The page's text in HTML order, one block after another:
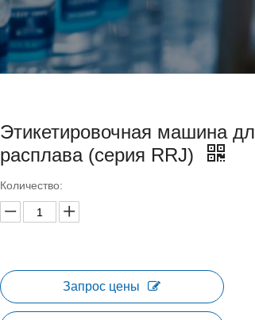
Этикетировочная машина
расплава (серия RRJ)
Количество:
Запрос цены